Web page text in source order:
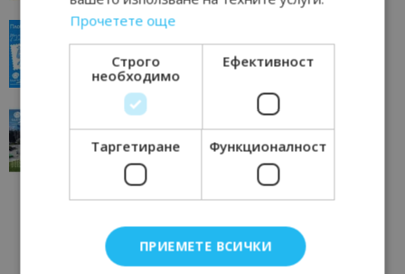
“Пощенска картичка от…”: Пловдив, градът на
всички времена
Пловдив 23/06/2026 10:00
“Пощенска картичка от…”: Перник – град на
традициите, културата и вдъхновяващите...
Перник 17/06/2026 09:01
Прочетете още
Строго
необходимо
Ефективност
Таргетиране Функционалност
ПРИЕМЕТЕ ВСИЧКИ